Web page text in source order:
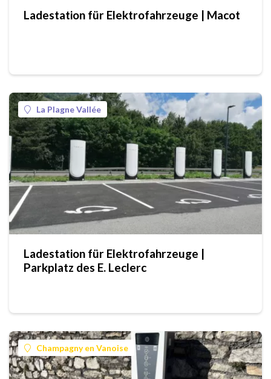
Ladestation für Elektrofahrzeuge | Macot
La Plagne Vallée
Ladestation für Elektrofahrzeuge |
Parkplatz des E. Leclerc
Champagny en Vanoise